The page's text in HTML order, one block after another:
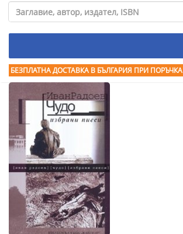
БЕЗПЛАТНА ДОСТАВКА В БЪЛГАРИЯ ПРИ ПОРЪЧКА